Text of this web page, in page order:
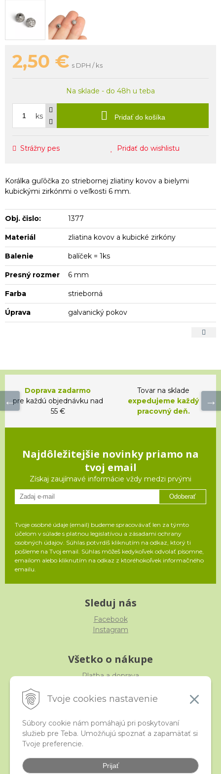
Tvoje cookies nastavenie
Súbory cookie nám pomáhajú pri poskytovaní
služieb pre Teba. Umožňujú spoznať a zapamätať si
Tvoje preferencie.
Prijať
2,50 € s DPH / ks
Na sklade - do 48h u teba
ks Pridať do košíka
Strážny pes Pridať do wishlistu
Korálka guľôčka zo striebornej zliatiny kovov a bielymi
kubickými zirkónmi o veľkosti 6 mm.
Obj. čislo: 1377
Materiál zliatina kovov a kubické zirkóny
Balenie balíček = 1ks
Presný rozmer 6 mm
Farba strieborná
Úprava galvanický pokov
Doprava zadarmo
pre každú objednávku nad
55 €
Tovar na sklade
expedujeme každý
pracovný deň.
Najdôležitejšie novinky priamo na
tvoj email
Získaj zaujímavé informácie vždy medzi prvými
Odoberať
Tvoje osobné údaje (email) budeme spracovávať len za týmto
účelom v súlade s platnou legislatívou a zásadami ochrany
osobných údajov. Súhlas potvrdíš kliknutím na odkaz, ktorý ti
pošleme na Tvoj email. Súhlas môžeš kedykoľvek odvolať písomne,
emailom alebo kliknutím na odkaz z ktoréhokoľvek informačného
emailu.
Sleduj nás
Facebook
Instagram
Všetko o nákupe
Platba a doprava
Obchodné podmienky
iStraka
Veľkoobchod